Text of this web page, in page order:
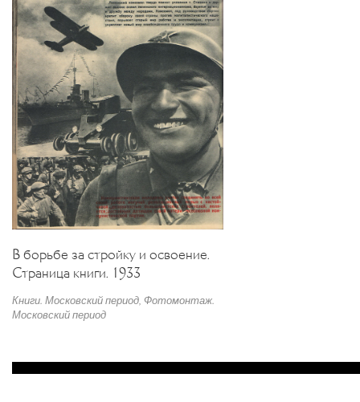
В борьбе за стройку и освоение.
Страница книги. 1933
Книги. Московский период, Фотомонтаж.
Московский период